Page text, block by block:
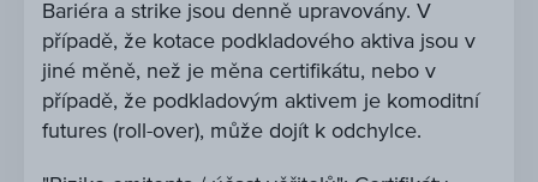
Bariéra a strike jsou denně upravovány. V
případě, že kotace podkladového aktiva jsou v
jiné měně, než je měna certifikátu, nebo v
případě, že podkladovým aktivem je komoditní
futures (roll-over), může dojít k odchylce.